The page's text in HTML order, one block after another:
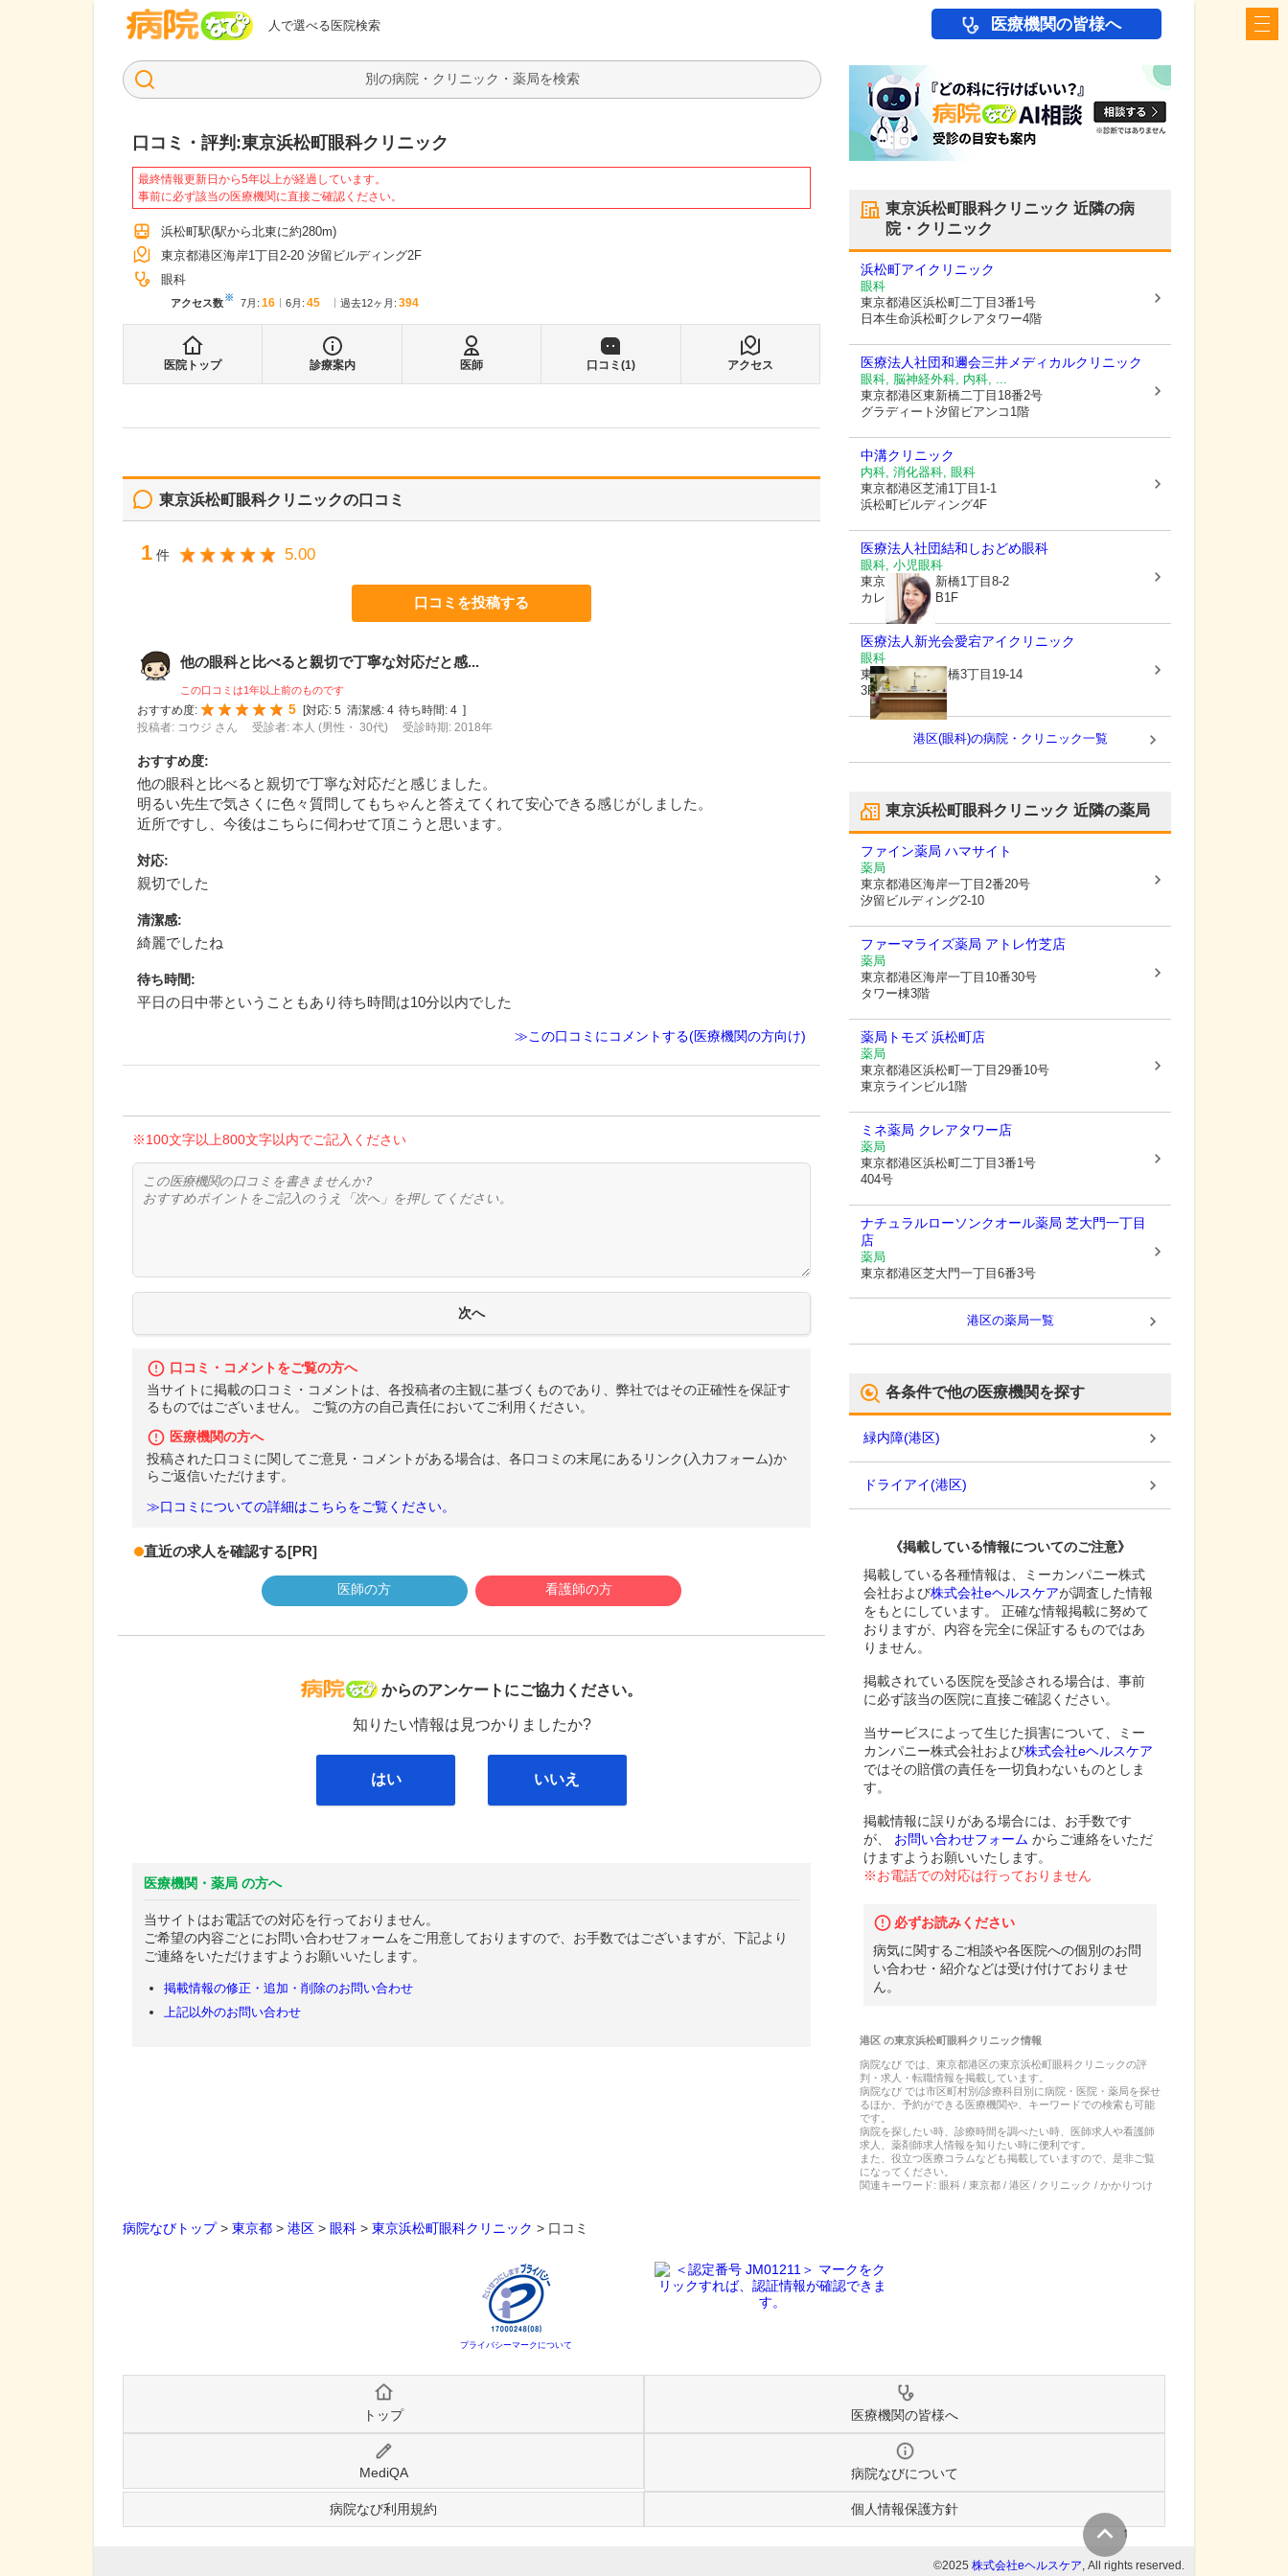
人で選べる医院検索
病院なび 医療機関の皆様へ
検索
口コミ・評判:東京浜松町眼科クリニック
最終情報更新日から5年以上が経過しています。
事前に必ず該当の医療機関に直接ご確認ください。
浜松町駅(駅から北東に約280m)
東京都港区海岸1丁目2-20 汐留ビルディング2F
眼科
アクセス数※ 7月 : 16 6月 : 45 過去12ヶ月: 394
医院トップ 診療案内 医師 口コミ(1) アクセス
東京浜松町眼科クリニックの口コミ
1 件 5.00
口コミを投稿する
他の眼科と比べると親切で丁寧な対応だと感...
この口コミは1年以上前のものです
おすすめ度:
5 [対応: 5 清潔感: 4 待ち時間: 4 ]
投稿者: コウジ さん
受診者: 本人 (男性・ 30代) 受診時期: 2018年
おすすめ度:
他の眼科と比べると親切で丁寧な対応だと感じました。
明るい先生で気さくに色々質問してもちゃんと答えてくれて安心できる感じがしました。
近所ですし、今後はこちらに伺わせて頂こうと思います。
対応:
親切でした
清潔感:
綺麗でしたね
待ち時間:
平日の日中帯ということもあり待ち時間は10分以内でした
≫この口コミにコメントする(医療機関の方向け)
※100文字以上800文字以内でご記入ください
口コミ・コメントをご覧の方へ
当サイトに掲載の口コミ・コメントは、各投稿者の主観に基づくものであり、弊社ではその正確性を保証す
るものではございません。 ご覧の方の自己責任においてご利用ください。
医療機関の方へ
投稿された口コミに関してご意見・コメントがある場合は、各口コミの末尾にあるリンク(入力フォーム)か
らご返信いただけます。
≫口コミについての詳細はこちらをご覧ください。
直近の求人を確認する[PR]
医師の方 看護師の方
病院なび
からのアンケートにご協力ください。
知りたい情報は見つかりましたか?
はい いいえ
医療機関・薬局 の方へ
当サイトはお電話での対応を行っておりません。
ご希望の内容ごとにお問い合わせフォームをご用意しておりますので、お手数ではございますが、下記より
ご連絡をいただけますようお願いいたします。
掲載情報の修正・追加・削除のお問い合わせ
上記以外のお問い合わせ
東京浜松町眼科クリニック 近隣の病
院・クリニック
浜松町アイクリニック
眼科
東京都港区浜松町二丁目3番1号
日本生命浜松町クレアタワー4階
医療法人社団和邇会三井メディカルクリニック
眼科, 脳神経外科, 内科, ...
東京都港区東新橋二丁目18番2号
グラディート汐留ビアンコ1階
中溝クリニック
内科, 消化器科, 眼科
東京都港区芝浦1丁目1-1
浜松町ビルディング4F
医療法人社団結和 しおどめ眼科
眼科, 小児眼科
東京都港区東新橋1丁目8-2
カレッタ汐留B1F
医療法人新光会愛宕アイクリニック
眼科
東京都港区西新橋3丁目19-14
3F
港区(眼科)の病院・クリニック一覧
東京浜松町眼科クリニック 近隣の薬局
ファイン薬局 ハマサイト
薬局
東京都港区海岸一丁目2番20号
汐留ビルディング2-10
ファーマライズ薬局 アトレ竹芝店
薬局
東京都港区海岸一丁目10番30号
タワー棟3階
薬局トモズ 浜松町店
薬局
東京都港区浜松町一丁目29番10号
東京ラインビル1階
ミネ薬局 クレアタワー店
薬局
東京都港区浜松町二丁目3番1号
404号
ナチュラルローソンクオール薬局 芝大門一丁目
店
薬局
東京都港区芝大門一丁目6番3号
港区の薬局一覧
各条件で他の医療機関を探す
緑内障(港区)
ドライアイ(港区)
《掲載している情報についてのご注意》
掲載している各種情報は、ミーカンパニー株式
会社および株式会社eヘルスケアが調査した情報
をもとにしています。 正確な情報掲載に努めて
おりますが、内容を完全に保証するものではあ
りません。
掲載されている医院を受診される場合は、事前
に必ず該当の医院に直接ご確認ください。
当サービスによって生じた損害について、ミー
カンパニー株式会社および株式会社eヘルスケア
ではその賠償の責任を一切負わないものとしま
す。
掲載情報に誤りがある場合には、お手数です
が、
お問い合わせフォーム からご連絡をいただ
けますようお願いいたします。
※お電話での対応は行っておりません
必ずお読みください
病気に関するご相談や各医院への個別のお問
い合わせ・紹介などは受け付けておりませ
ん。
港区の東京浜松町眼科クリニック情報
病院なび では、 東京都港区の東京浜松町眼科クリニックの評
判・求人・転職情報を掲載しています。
病院なび では市区町村別/診療科目別に病院・医院・薬局を探せ
るほか、予約ができる医療機関や、キーワードでの検索も可能
です。
病院を探したい時、診療時間を調べたい時、医師求人や看護師
求人、薬剤師求人情報を知りたい時に便利です。
また、役立つ医療コラムなども掲載していますので、是非ご覧
になってください。
関連キーワード: 眼科 / 東京都 / 港区 / クリニック / かかりつけ
↑
病院なびトップ> 東京都 > 港区 > 眼科 > 東京浜松町眼科クリニック > 口コミ
プライバシーマークについて
トップ 医療機関の皆様へ
MediQA 病院なびについて
病院なび利用規約 個人情報保護方針
©2025 株式会社eヘルスケア , All rights reserved.